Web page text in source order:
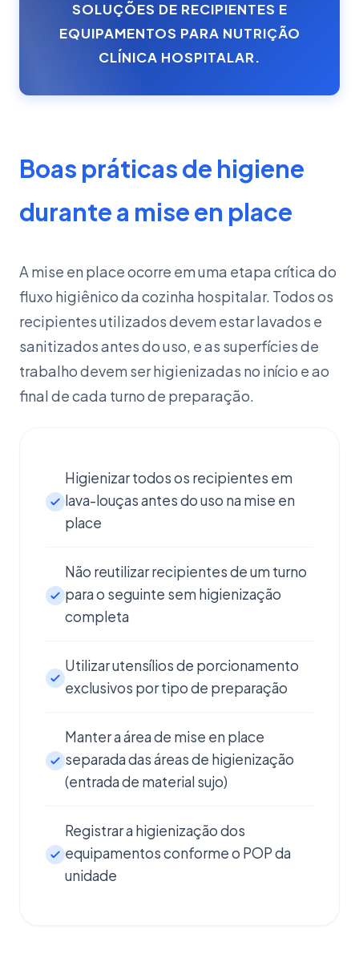
SOLUÇÕES DE RECIPIENTES E
EQUIPAMENTOS PARA NUTRIÇÃO
CLÍNICA HOSPITALAR.
Boas práticas de higiene
durante a mise en place
A mise en place ocorre em uma etapa crítica do
fluxo higiênico da cozinha hospitalar. Todos os
recipientes utilizados devem estar lavados e
sanitizados antes do uso, e as superfícies de
trabalho devem ser higienizadas no início e ao
final de cada turno de preparação.
Higienizar todos os recipientes em
lava-louças antes do uso na mise en
place
Não reutilizar recipientes de um turno
para o seguinte sem higienização
completa
Utilizar utensílios de porcionamento
exclusivos por tipo de preparação
Manter a área de mise en place
separada das áreas de higienização
(entrada de material sujo)
Registrar a higienização dos
equipamentos conforme o POP da
unidade